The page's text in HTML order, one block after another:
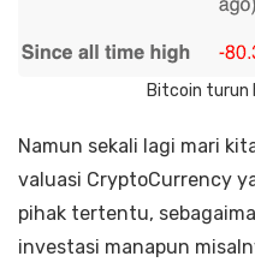
Bitcoin turun
Namun sekali lagi mari
valuasi CryptoCurrency
pihak tertentu,
investasi manapun